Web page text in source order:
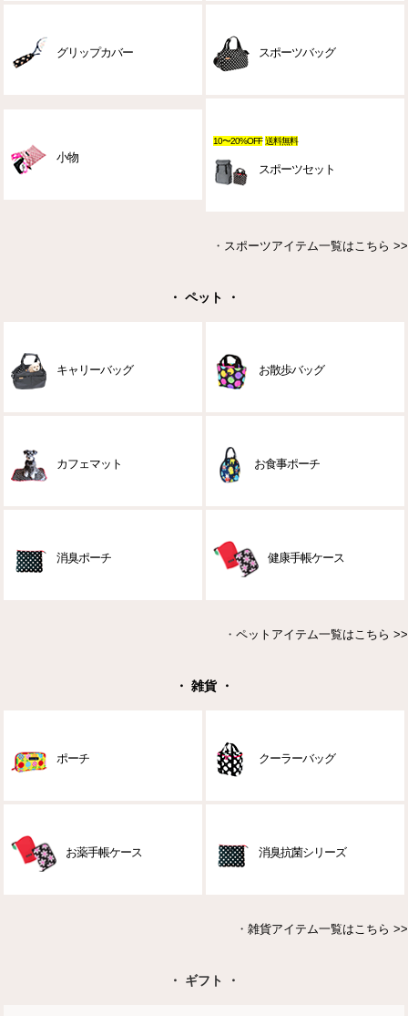
グリップカバー スポーツバッグ
小物
10〜20%OFF 送料無料
スポーツセット
・ スポーツアイテム一覧はこちら >>
・ ペット ・
キャリーバッグ お散歩バッグ
カフェマット お食事ポーチ
消臭ポーチ 健康手帳ケース
・ ペットアイテム一覧はこちら >>
・ 雑貨 ・
ポーチ クーラーバッグ
お薬手帳ケース 消臭抗菌シリーズ
・ 雑貨アイテム一覧はこちら >>
・ ギフト ・